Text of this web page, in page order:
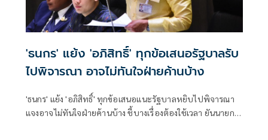
'ธนกร' แย้ง 'อภิสิทธิ์' ทุกข้อเสนอรัฐบาลรับ
ไปพิจารณา อาจไม่ทันใจฝ่ายค้านบ้าง
'ธนกร' แย้ง 'อภิสิทธิ์' ทุกข้อเสนอแนะรัฐบาลหยิบไปพิจารณา
แจงอาจไม่ทันใจฝ่ายค้านบ้าง ชี้บางเรื่องต้องใช้เวลา ยันนายกฯ